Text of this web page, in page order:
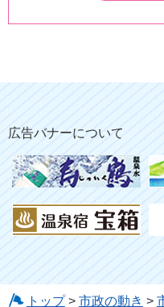
広告バナーについて
トップ> 市政の動き >